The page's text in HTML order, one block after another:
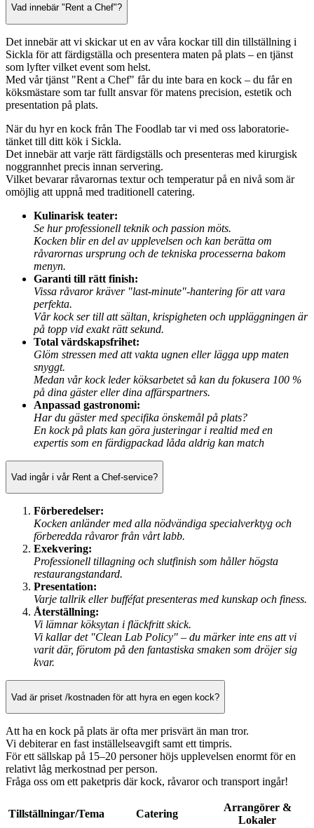
Vad innebär "Rent a Chef"?
Det innebär att vi skickar ut en av våra kockar till din tillställning i
Sickla för att färdigställa och presentera maten på plats – en tjänst
som lyfter vilket event som helst.
Med vår tjänst "Rent a Chef" får du inte bara en kock – du får en
köksmästare som tar fullt ansvar för matens precision, estetik och
presentation på plats.
När du hyr en kock från The Foodlab tar vi med oss laboratorie-
tänket till ditt kök i Sickla.
Det innebär att varje rätt färdigställs och presenteras med kirurgisk
noggrannhet precis innan servering.
Vilket bevarar råvarornas textur och temperatur på en nivå som är
omöjlig att uppnå med traditionell catering.
Kulinarisk teater:
Se hur professionell teknik och passion möts.
Kocken blir en del av upplevelsen och kan berätta om
råvarornas ursprung och de tekniska processerna bakom
menyn.
Garanti till rätt finish:
Vissa råvaror kräver "last-minute"-hantering för att vara
perfekta.
Vår kock ser till att sältan, krispigheten och uppläggningen är
på topp vid exakt rätt sekund.
Total värdskapsfrihet:
Glöm stressen med att vakta ugnen eller lägga upp maten
snyggt.
Medan vår kock leder köksarbetet så kan du fokusera 100 %
på dina gäster eller dina affärspartners.
Anpassad gastronomi:
Har du gäster med specifika önskemål på plats?
En kock på plats kan göra justeringar i realtid med en
expertis som en färdigpackad låda aldrig kan match
Vad ingår i vår Rent a Chef-service?
Förberedelser:
Kocken anländer med alla nödvändiga specialverktyg och
förberedda råvaror från vårt labb.
Exekvering:
Professionell tillagning och slutfinish som håller högsta
restaurangstandard.
Presentation:
Varje tallrik eller bufféfat presenteras med kunskap och finess.
Återställning:
Vi lämnar köksytan i fläckfritt skick.
Vi kallar det "Clean Lab Policy" – du märker inte ens att vi
varit där, förutom på den fantastiska smaken som dröjer sig
kvar.
Vad är priset /kostnaden för att hyra en egen kock?
Att ha en kock på plats är ofta mer prisvärt än man tror.
Vi debiterar en fast inställelseavgift samt ett timpris.
För ett sällskap på 15–20 personer höjs upplevelsen enormt för en
relativt låg merkostnad per person.
Fråga oss om ett paketpris där kock, råvaror och transport ingår!
Tillställningar/Tema Catering
Arrangörer &
Lokaler